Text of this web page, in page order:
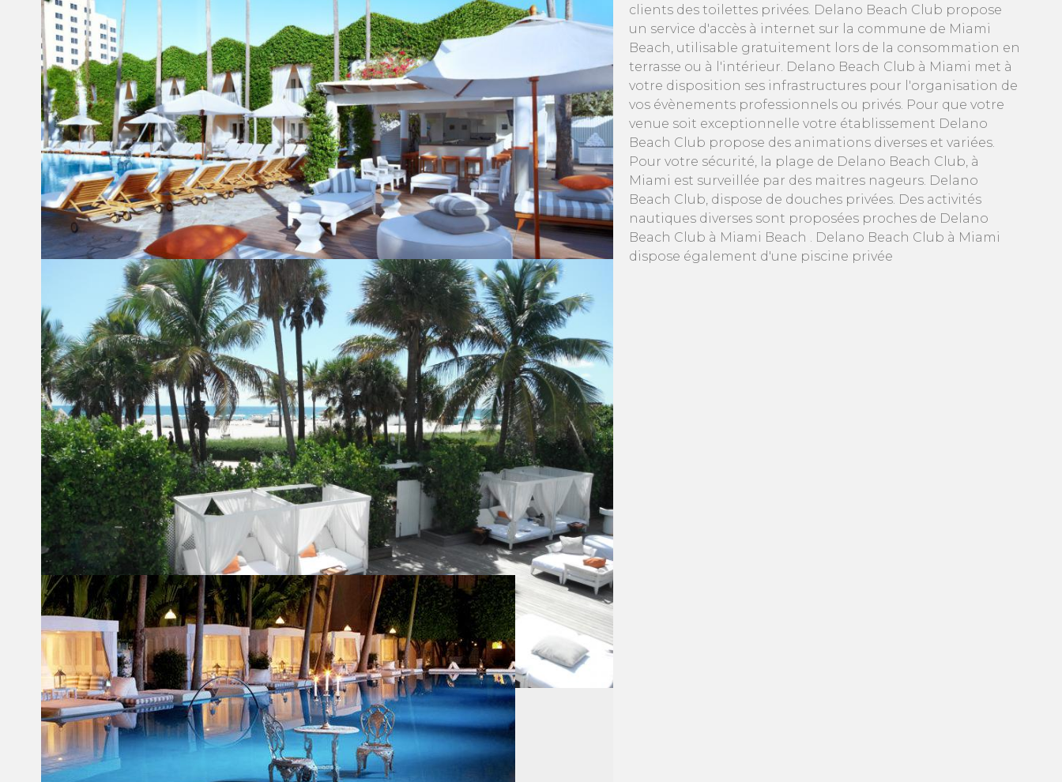
clients des toilettes privées. Delano Beach Club propose
un service d'accès à internet sur la commune de Miami
Beach, utilisable gratuitement lors de la consommation en
terrasse ou à l'intérieur. Delano Beach Club à Miami met à
votre disposition ses infrastructures pour l'organisation de
vos évènements professionnels ou privés. Pour que votre
venue soit exceptionnelle votre établissement Delano
Beach Club propose des animations diverses et variées.
Pour votre sécurité, la plage de Delano Beach Club, à
Miami est surveillée par des maitres nageurs. Delano
Beach Club, dispose de douches privées. Des activités
nautiques diverses sont proposées proches de Delano
Beach Club à Miami Beach . Delano Beach Club à Miami
dispose également d'une piscine privée